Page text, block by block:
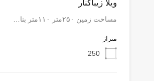
ویلا زیباکنار
مساحت زمین ۲۵۰متر ۱۱۰متر بنا…
متراژ
250